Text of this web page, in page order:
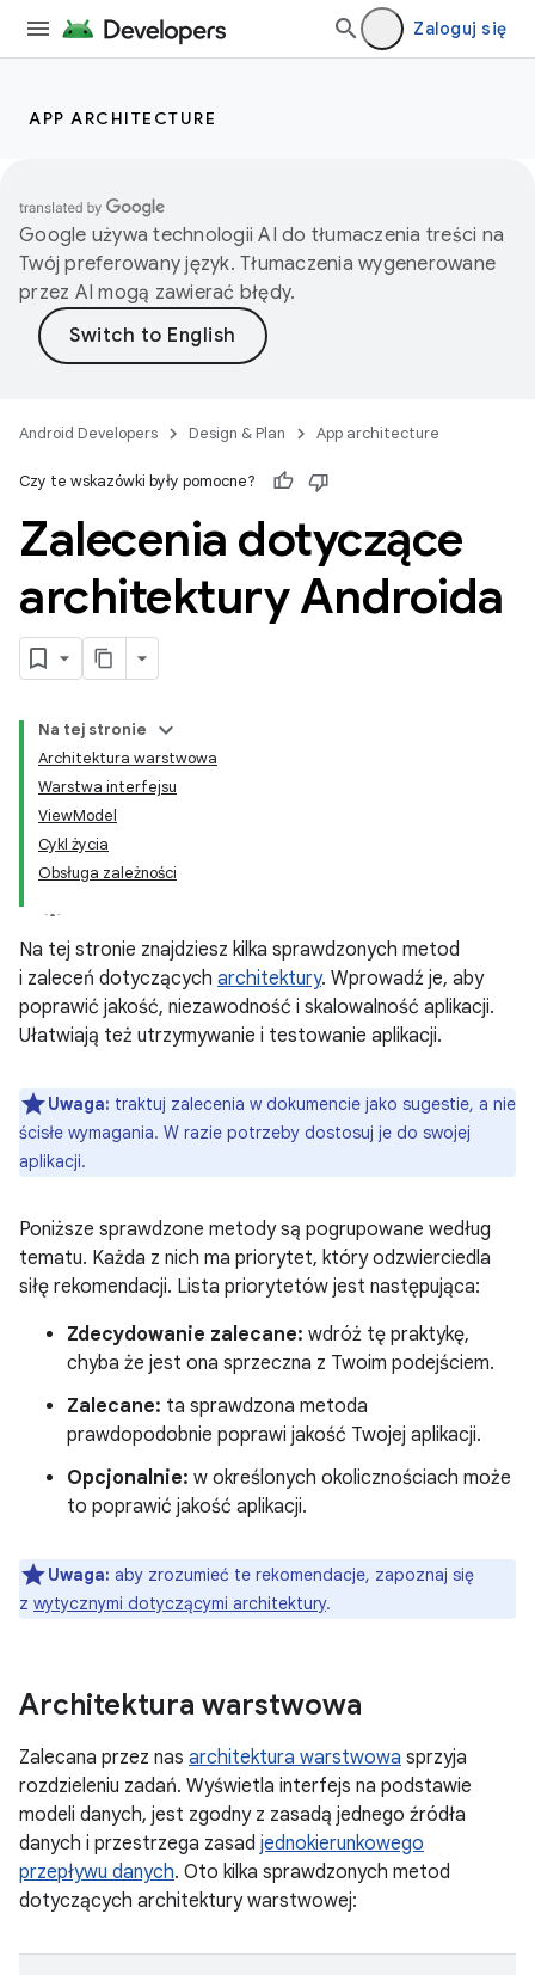
Zaloguj się
APP ARCHITECTURE
Google używa technologii AI do tłumaczenia treści na
Twój preferowany język. Tłumaczenia wygenerowane
przez AI mogą zawierać błędy.
Android Developers Design & Plan App architecture
Czy te wskazówki były pomocne?
Zalecenia dotyczące
architektury Androida
Na tej stronie
Architektura warstwowa
Warstwa interfejsu
ViewModel
Cykl życia
Obsługa zależności
Na tej stronie znajdziesz kilka sprawdzonych metod
i zaleceń dotyczących architektury. Wprowadź je, aby
poprawić jakość, niezawodność i skalowalność aplikacji.
Ułatwiają też utrzymywanie i testowanie aplikacji.
Uwaga: traktuj zalecenia w dokumencie jako sugestie, a nie
ścisłe wymagania. W razie potrzeby dostosuj je do swojej
aplikacji.
Poniższe sprawdzone metody są pogrupowane według
tematu. Każda z nich ma priorytet, który odzwierciedla
siłę rekomendacji. Lista priorytetów jest następująca:
Zdecydowanie zalecane: wdróż tę praktykę,
chyba że jest ona sprzeczna z Twoim podejściem.
Zalecane: ta sprawdzona metoda
prawdopodobnie poprawi jakość Twojej aplikacji.
Opcjonalnie: w określonych okolicznościach może
to poprawić jakość aplikacji.
Uwaga: aby zrozumieć te rekomendacje, zapoznaj się
z wytycznymi dotyczącymi architektury.
Architektura warstwowa
Zalecana przez nas architektura warstwowa sprzyja
rozdzieleniu zadań. Wyświetla interfejs na podstawie
modeli danych, jest zgodny z zasadą jednego źródła
danych i przestrzega zasad jednokierunkowego
przepływu danych. Oto kilka sprawdzonych metod
dotyczących architektury warstwowej: